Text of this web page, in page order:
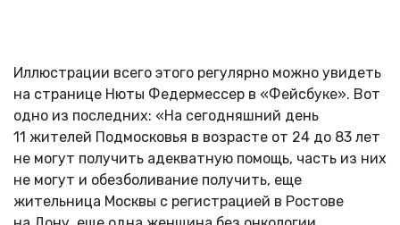
Иллюстрации всего этого регулярно можно увидеть
на странице Нюты Федермессер в «Фейсбуке». Вот
одно из последних: «На сегодняшний день
11 жителей Подмосковья в возрасте от 24 до 83 лет
не могут получить адекватную помощь, часть из них
не могут и обезболивание получить, еще
жительница Москвы с регистрацией в Ростове